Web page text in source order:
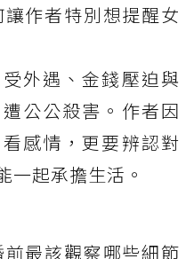
作者特別想提醒女
外遇、金錢壓迫與
公公殺害。作者因
感情，更要辨認對
一起承擔生活。
最該觀察哪些細節